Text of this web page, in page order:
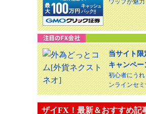
当サイト限
キャンペー
初心者にう
ンラインセ
ザイFX！最新＆おすすめ記